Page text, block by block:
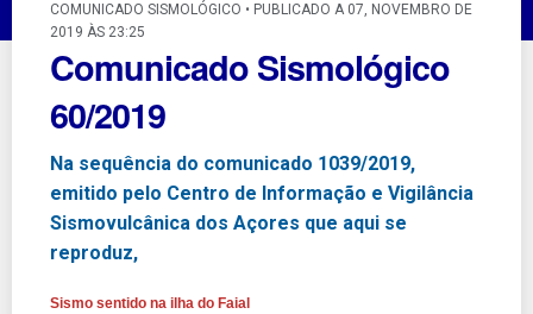
COMUNICADO SISMOLÓGICO • PUBLICADO A 07, NOVEMBRO DE
2019 ÀS 23:25
Comunicado Sismológico
60/2019
Na sequência do comunicado 1039/2019,
emitido pelo Centro de Informação e Vigilância
Sismovulcânica dos Açores que aqui se
reproduz,
Sismo sentido na ilha do Faial